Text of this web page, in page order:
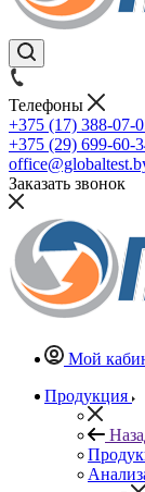
Телефоны
+375 (17) 388-07-
+375 (29) 699-60-
Заказать звонок
Мой
Продукция